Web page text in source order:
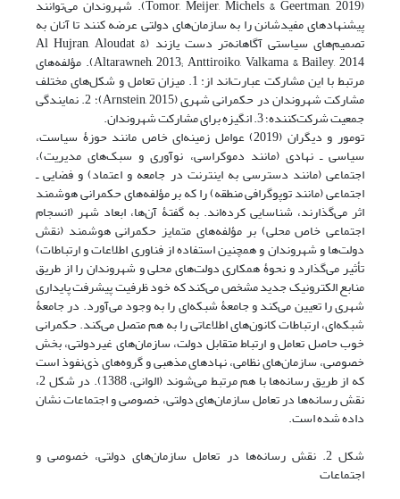
(Tomor, Meijer, Michels & Geertman, 2019). شهروندان می‌توانند
پیشنهادهای مفیدشانن را به سازمان‌های دولتی عرضه کنند تا آنان به
تصمیم‌های سیاستی آگاهانه‌تر دست یازند (Al Hujran, Aloudat &
Altarawneh, 2013; Anttiroiko, Valkama & Bailey, 2014). مؤلفه‌های
مرتبط با این مشارکت عبارت‌اند از: 1. میزان تعامل و شکل‌های مختلف
مشارکت شهروندان در حکمرانی شهری (Arnstein, 2015)؛ 2. نمایندگی
جمعیت شرکت‌کننده؛ 3. انگیزه برای مشارکت شهروندان.
تومور و دیگران (2019) عوامل زمینه‌ای خاص مانند حوزۀ سیاست،
سیاسی ـ نهادی (مانند دموکراسی، نوآوری و سبک‌های مدیریت)،
اجتماعی (مانند دسترسی به اینترنت در جامعه و اعتماد) و فضایی ـ
اجتماعی (مانند توپوگرافی منطقه) را که بر مؤلفه‌های حکمرانی هوشمند
اثر می‌گذارند، شناسایی کرده‌اند. به گفتۀ آن‌ها، ابعاد شهر (انسجام
اجتماعی خاص محلی) بر مؤلفه‌های متمایز حکمرانی هوشمند (نقش
دولت‌ها و شهروندان و همچنین استفاده از فناوری اطلاعات و ارتباطات)
تأثیر می‌گذارد و نحوۀ همکاری دولت‌های محلی و شهروندان را از طریق
منابع الکترونیک جدید مشخص می‌کند که خود ظرفیت پیشرفت پایداری
شهری را تعیین می‌کند و جامعۀ شبکه‌ای را به وجود می‌آورد. در جامعۀ
شبکه‌ای، ارتباطات کانون‌های اطلاعاتی را به هم متصل می‌کند. حکمرانی
خوب حاصل تعامل و ارتباط متقابل دولت، سازمان‌های غیردولتی، بخش
خصوصی، سازمان‌های نظامی، نهادهای مذهبی و گروه‌های ذی‌‌نفوذ است
که از طریق رسانه‌ها با هم مرتبط می‌شوند (الوانی، 1388). در شکل 2،
نقش رسانه‌ها در تعامل سازمان‌های دولتی، خصوصی و اجتماعات نشان
داده شده است.
شکل 2. نقش رسانه‌ها در تعامل سازمان‌های دولتی، خصوصی و
اجتماعات